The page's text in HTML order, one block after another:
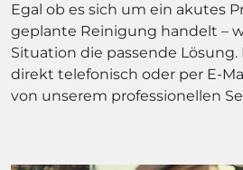
Egal ob es sich um ein akutes
geplante Reinigung handelt –
Situation die passende
direkt telefonisch oder per E-
von unserem professionellen